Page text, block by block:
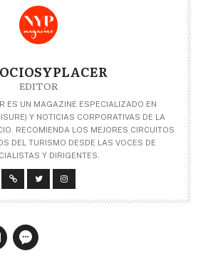
EDITOR
ES UN MAGAZINE ESPECIALIZADO EN
Y NOTICIAS CORPORATIVAS DE LA
RECOMIENDA LOS MEJORES CIRCUITOS
DEL TURISMO DESDE LAS VOCES DE
Y DIRIGENTES.